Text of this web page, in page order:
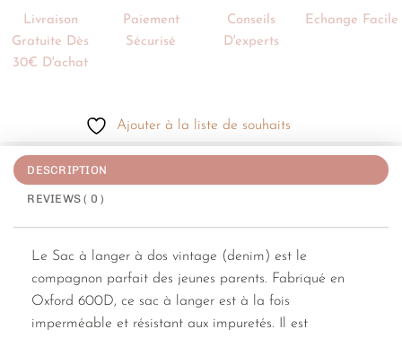
Livraison
Gratuite Dès
30€ D'achat
Paiement
Sécurisé
Conseils
D'experts
Echange Facile
Ajouter à la liste de souhaits
DESCRIPTION
REVIEWS ( 0 )
Le Sac à langer à dos vintage (denim) est le
compagnon parfait des jeunes parents. Fabriqué en
Oxford 600D, ce sac à langer est à la fois
imperméable et résistant aux impuretés. Il est